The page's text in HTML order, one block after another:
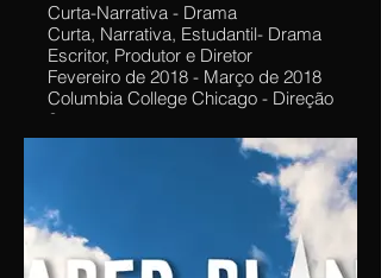
Curta-Narrativa - Drama
Curta, Narrativa, Estudantil- Drama
Escritor, Produtor e Diretor
Fevereiro de 2018 - Março de 2018
Columbia College Chicago - Direção
2
O casal Josh e Layla comemora
seu quinto aniversário de namoro
com amigos em uma festa quando
as coisas começam a se desenrolar
em uma espiral descendente para
pior.